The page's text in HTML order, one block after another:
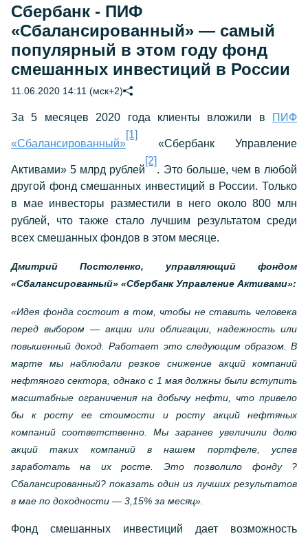
Сбербанк - ПИФ
«Сбалансированный» — самый
популярный в этом году фонд
смешанных инвестиций в России
11.06.2020 14:11 (мск+2)
За 5 месяцев 2020 года клиенты вложили в ПИФ
«Сбалансированный»
[1]
«Сбербанк Управление
Активами» 5 млрд рублей
[2]
. Это больше, чем в любой
другой фонд смешанных инвестиций в России. Только
в мае инвесторы разместили в него около 800 млн
рублей, что также стало лучшим результатом среди
всех смешанных фондов в этом месяце.
Дмитрий Постоленко, управляющий фондом
«Сбалансированный» «Сбербанк Управление Активами»:
«Идея фонда состоит в том, чтобы не ставить человека
перед выбором — акции или облигации, надежность или
повышенный доход. Работает это следующим образом. В
марте мы наблюдали резкое снижение акций компаний
нефтяного сектора, однако с 1 мая должны были вступить
масштабные ограничения на добычу нефти, что привело
бы к росту ее стоимости и росту акций нефтяных
компаний соответственно. Мы заранее увеличили долю
акций таких компаний в нашем портфеле, успев
заработать на их росте. Это позволило фонду ?
Сбалансированный? показать один из лучших результатов
в мае по доходности — 3,15% за месяц».
Фонд смешанных инвестиций дает возможность